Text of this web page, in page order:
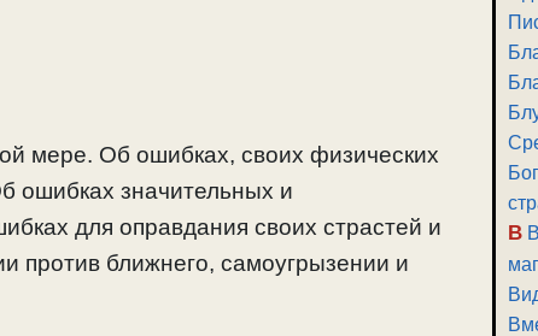
мере. Об ошибках, своих физических
ошибках значительных и
для оправдания своих страстей и
против ближнего, самоугрызении и
В